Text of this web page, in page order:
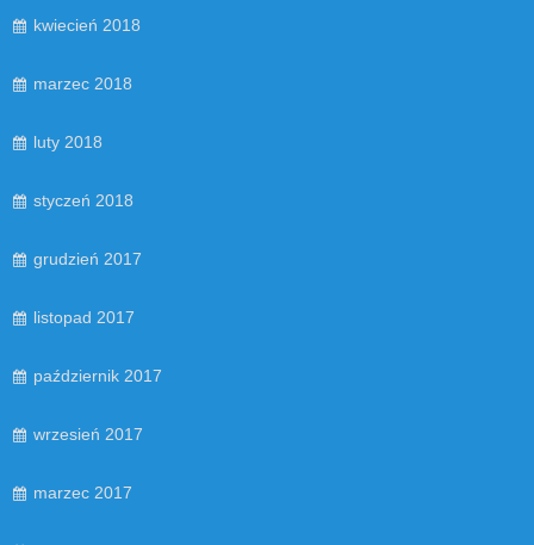
kwiecień 2018
marzec 2018
luty 2018
styczeń 2018
grudzień 2017
listopad 2017
październik 2017
wrzesień 2017
marzec 2017